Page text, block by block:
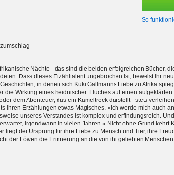
So
Nächte - das sind die beiden erfolgreichen Bücher,
Dass dieses Erzähltalent ungebrochen ist, beweist ihr
in denen sich Kuki Gallmanns Liebe zu Afrika
die Wirkung eines heidnischen Fluches auf einen aufgeklärten
dem Abenteuer, das ein Kameltreck darstellt - stets
ihren Erzählungen etwas Magisches. »Ich werde mich auch
unseres Verstandes ist komplex und erfindungsreich.
irgendwann in vielen Jahren.« Nicht ohne Grund kehrt
liegt der Ursprung für ihre Liebe zu Mensch und Tier, ihre
der Löwen die Erinnerung an die von ihr geliebten